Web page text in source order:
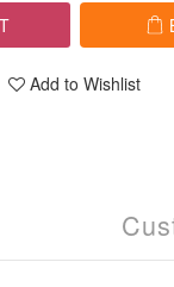
Add to Wishlist